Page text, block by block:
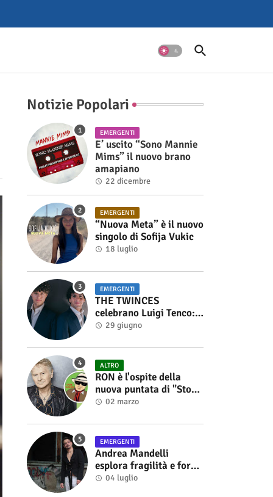
Notizie Popolari
EMERGENTI
E’ uscito “Sono Mannie
Mims” il nuovo brano
amapiano
22 dicembre
EMERGENTI
“Nuova Meta” è il nuovo
singolo di Sofija Vukic
18 luglio
EMERGENTI
THE TWINCES
celebrano Luigi Tenco:
fuori singolo e video di
29 giugno
ALTRO
RON è l'ospite della
nuova puntata di "Storie
di Musica", in onda sul
Alberto Salerno
02 marzo
EMERGENTI
Andrea Mandelli
esplora fragilità e forza
nel videoclip di “Sofia”
04 luglio